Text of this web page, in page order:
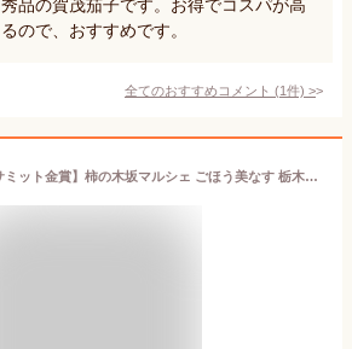
品の賀茂茄子です。お得でコスパが高
ので、おすすめです。
全てのおすすめコメント (1件) >
【野菜ソムリエサミット金賞】柿の木坂マルシェ ごほう美なす 栃木県産 朝採れ とろける甘さの高級ナス ギフトにも最適 (ごほう美なす1kg（8-10本）)